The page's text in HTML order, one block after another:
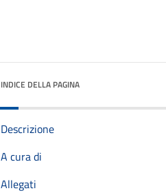
INDICE DELLA PAGINA
Descrizione
A cura di
Allegati